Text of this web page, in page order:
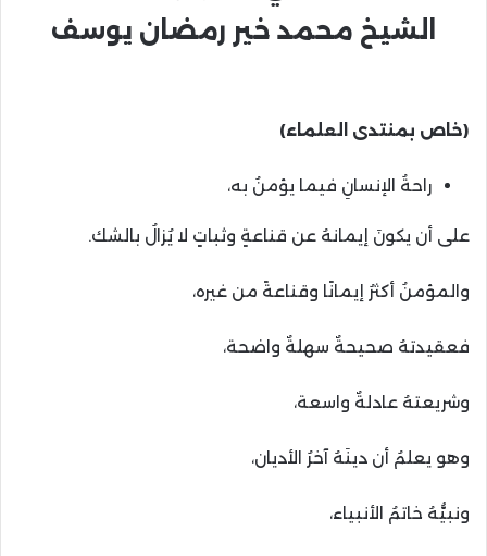
الشيخ محمد خير رمضان يوسف
(خاص بمنتدى العلماء)
راحةُ الإنسانِ فيما يؤمنُ به،
على أن يكونَ إيمانهُ عن قناعةٍ وثباتٍ لا يُزالُ بالشك.
والمؤمنُ أكثرُ إيمانًا وقناعةً من غيره،
فعقيدتهُ صحيحةٌ سهلةٌ واضحة،
وشريعتهُ عادلةٌ واسعة،
وهو يعلمُ أن دينَهُ آخرُ الأديان،
ونبيُّهُ خاتمُ الأنبياء،